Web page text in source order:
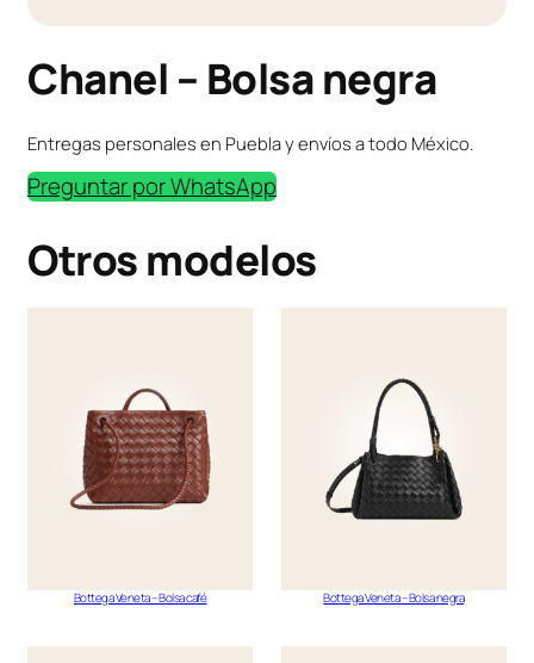
Chanel – Bolsa negra
Entregas personales en Puebla y envíos a todo México.
Preguntar por WhatsApp
Otros modelos
Bottega Veneta – Bolsa café Bottega Veneta – Bolsa negra